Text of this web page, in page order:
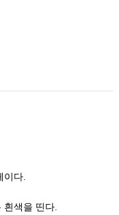
다.
색을 띤다.